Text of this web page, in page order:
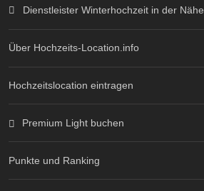
Dienstleister Winterhochzeit in der Nähe
Über Hochzeits-Location.info
Hochzeitslocation eintragen
Premium Light buchen
Punkte und Ranking